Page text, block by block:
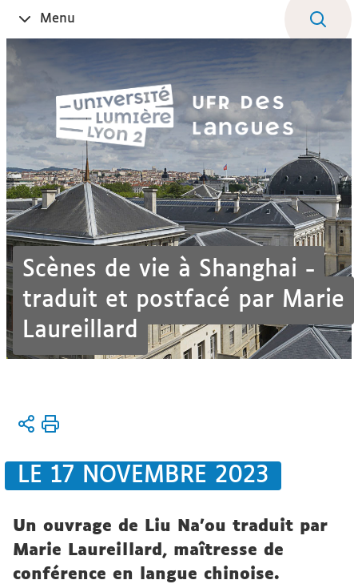
Ouvrir
le
Menu
Scènes de vie à Shanghai -
traduit et postfacé par Marie
Laureillard
Vous
Accueil
LE 17 NOVEMBRE 2023
Un ouvrage de Liu Na'ou traduit par
Marie Laureillard, maîtresse de
conférence en langue chinoise.